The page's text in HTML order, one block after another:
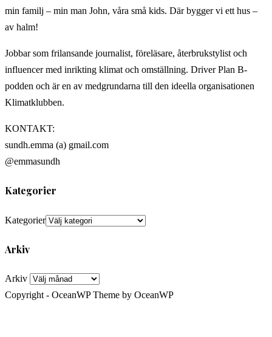
min familj – min man John, våra små kids. Där bygger vi ett hus –
av halm!
Jobbar som frilansande journalist, föreläsare, återbrukstylist och
influencer med inrikting klimat och omställning. Driver Plan B-
podden och är en av medgrundarna till den ideella organisationen
Klimatklubben.
KONTAKT:
sundh.emma (a) gmail.com
@emmasundh
Kategorier
Kategorier
Arkiv
Arkiv
Copyright - OceanWP Theme by OceanWP